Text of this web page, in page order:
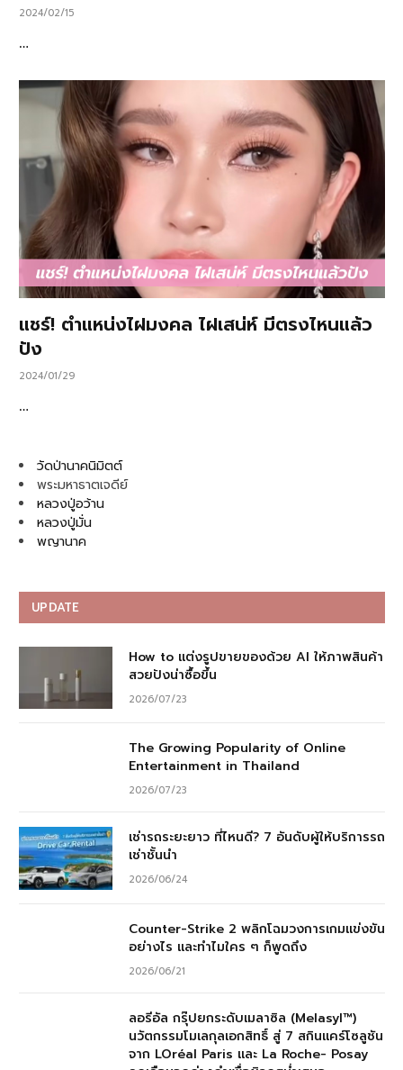
2024/02/15
…
แชร์! ตำแหน่งไฝมงคล ไฝเสน่ห์ มีตรงไหนแล้ว
ปัง
2024/01/29
…
วัดป่านาคนิมิตต์
พระมหาธาตเจดีย์
หลวงปู่อว้าน
หลวงปู่มั่น
พญานาค
UPDATE
How to แต่งรูปขายของด้วย AI ให้ภาพสินค้า
สวยปังน่าซื้อขึ้น
2026/07/23
The Growing Popularity of Online
Entertainment in Thailand
2026/07/23
เช่ารถระยะยาว ที่ไหนดี? 7 อันดับผู้ให้บริการรถ
เช่าชั้นนำ
2026/06/24
Counter-Strike 2 พลิกโฉมวงการเกมแข่งขัน
อย่างไร และทำไมใคร ๆ ก็พูดถึง
2026/06/21
ลอรีอัล กรุ๊ปยกระดับเมลาซิล (Melasyl™)
นวัตกรรมโมเลกุลเอกสิทธิ์ สู่ 7 สกินแคร์โซลูชัน
จาก LOréal Paris และ La Roche- Posay